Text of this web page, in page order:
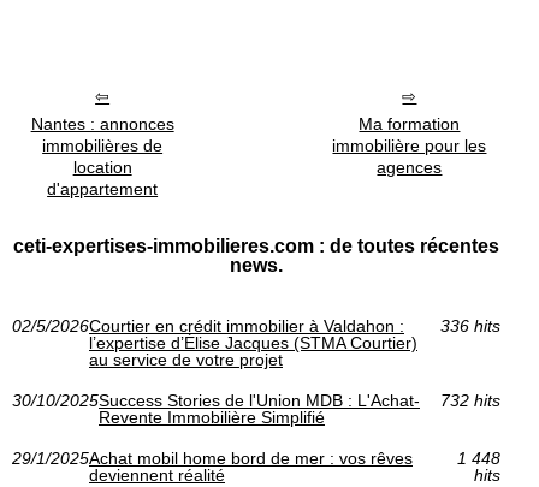
Nantes : annonces
immobilières de
location
d'appartement
Ma formation
immobilière pour les
agences
ceti-expertises-immobilieres.com : de toutes récentes
news.
02/5/2026Courtier en crédit immobilier à Valdahon :
l’expertise d’Élise Jacques (STMA Courtier)
au service de votre projet
336 hits
30/10/2025Success Stories de l'Union MDB : L'Achat-
Revente Immobilière Simplifié
732 hits
29/1/2025Achat mobil home bord de mer : vos rêves
deviennent réalité
1 448
hits